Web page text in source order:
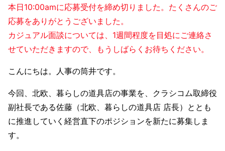
本日10:00amに応募受付を締め切りました。たくさんのご
応募をありがとうございました。
カジュアル面談については、1週間程度を目処にご連絡さ
せていただきますので、もうしばらくお待ちください。
こんにちは。人事の筒井です。
今回、北欧、暮らしの道具店の事業を、クラシコム取締役
副社長である佐藤（北欧、暮らしの道具店 店長）ととも
に推進していく経営直下のポジションを新たに募集しま
す。